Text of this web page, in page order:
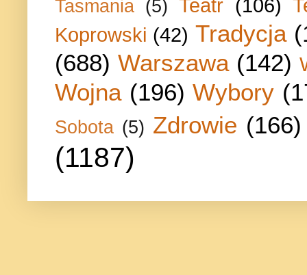
Tasmania (5) Teatr (106)
Koprowski (42) Tradycja
(688) Warszawa (142)
Wojna (196) Wybory
Sobota (5) Zdrowie (166)
(1187)